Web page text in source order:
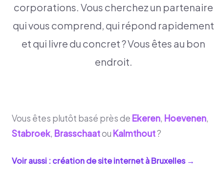
corporations. Vous cherchez un partenaire
qui vous comprend, qui répond rapidement
et qui livre du concret ? Vous êtes au bon
endroit.
Vous êtes plutôt basé près de Ekeren, Hoevenen,
Stabroek, Brasschaatou Kalmthout?
Voir aussi : création de site internet àBruxelles→